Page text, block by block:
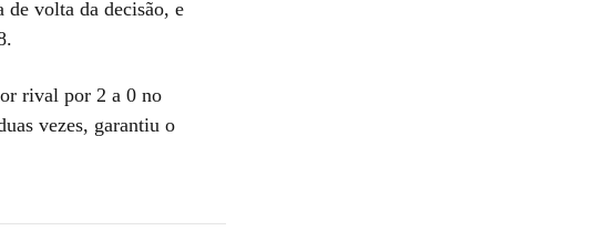
volta da decisão, e
rival por 2 a 0 no
vezes, garantiu o